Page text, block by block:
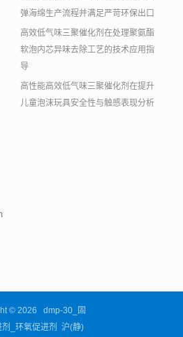
弹海绵生产流程并满足严苛环保出口
高效低气味三聚催化剂在处理聚氨酯
软泡内芯异味去除工艺的技术应用指
导
高性能高效低气味三聚催化剂在提升
儿童泡沫玩具安全性与触感表现分析
© 2026 dmp-30_固
剂_环氧促进剂 沪(静)